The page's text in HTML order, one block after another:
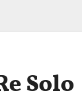
Solo